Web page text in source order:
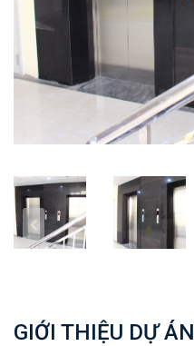
GIỚI THIỆU DỰ ÁN